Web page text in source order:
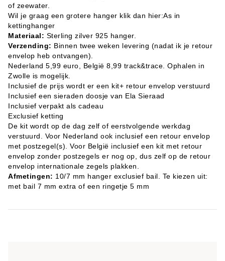
of zeewater.
Wil je graag een grotere hanger klik dan hier:As in
kettinghanger
Materiaal: Sterling zilver 925 hanger.
Verzending: Binnen twee weken levering (nadat ik je retour
envelop heb ontvangen).
Nederland 5,99 euro, België 8,99 track&trace. Ophalen in
Zwolle is mogelijk.
Inclusief de prijs wordt er een kit+ retour envelop verstuurd
Inclusief een sieraden doosje van Ela Sieraad
Inclusief verpakt als cadeau
Exclusief ketting
De kit wordt op de dag zelf of eerstvolgende werkdag
verstuurd. Voor Nederland ook inclusief een retour envelop
met postzegel(s). Voor België inclusief een kit met retour
envelop zonder postzegels er nog op, dus zelf op de retour
envelop internationale zegels plakken.
Afmetingen: 10/7 mm hanger exclusief bail. Te kiezen uit:
met bail 7 mm extra of een ringetje 5 mm